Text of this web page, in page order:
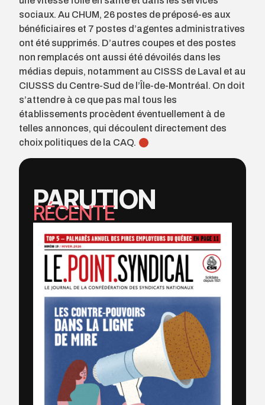
sociaux. Au CHUM, 26 postes de préposé-es aux
bénéficiaires et 7 postes d’agentes administratives
ont été supprimés. D’autres coupes et des postes
non remplacés ont aussi été dévoilés dans les
médias depuis, notamment au CISSS de Laval et au
CIUSSS du Centre-Sud de l’Île-de-Montréal. On doit
s’attendre à ce que pas mal tous les
établissements procèdent éventuellement à de
telles annonces, qui découlent directement des
choix politiques de la CAQ.
PARUTION
RÉCENTE